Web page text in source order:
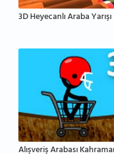
3D Heyecanlı Araba Yarışı
Alışveriş Arabası